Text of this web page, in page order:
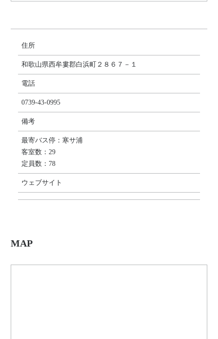
住所
和歌山県西牟婁郡白浜町２８６７－１
電話
0739-43-0995
備考
最寄バス停：寒サ浦
客室数：29
定員数：78
ウェブサイト
MAP